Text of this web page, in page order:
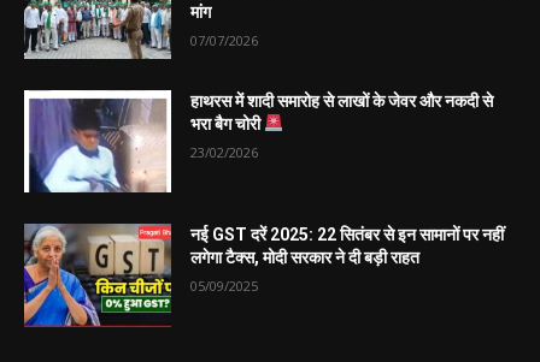
मांग
07/07/2026
हाथरस में शादी समारोह से लाखों के जेवर और नकदी से
भरा बैग चोरी
23/02/2026
नई GST दरें 2025: 22 सितंबर से इन सामानों पर नहीं
लगेगा टैक्स, मोदी सरकार ने दी बड़ी राहत
05/09/2025